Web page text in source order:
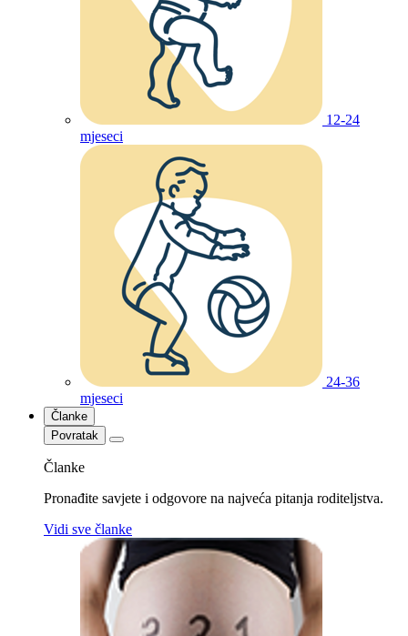
12-24
mjeseci
24-36
mjeseci
Članke
Povratak
Članke
Pronađite savjete i odgovore na najveća pitanja roditeljstva.
Vidi sve članke